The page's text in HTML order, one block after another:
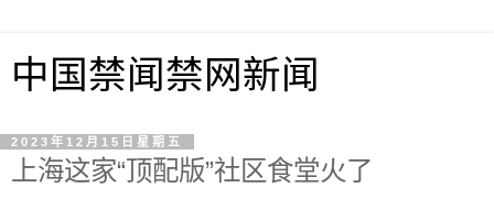
中国禁闻禁网新闻
2023年12月15日星期五
上海这家“顶配版”社区食堂火了